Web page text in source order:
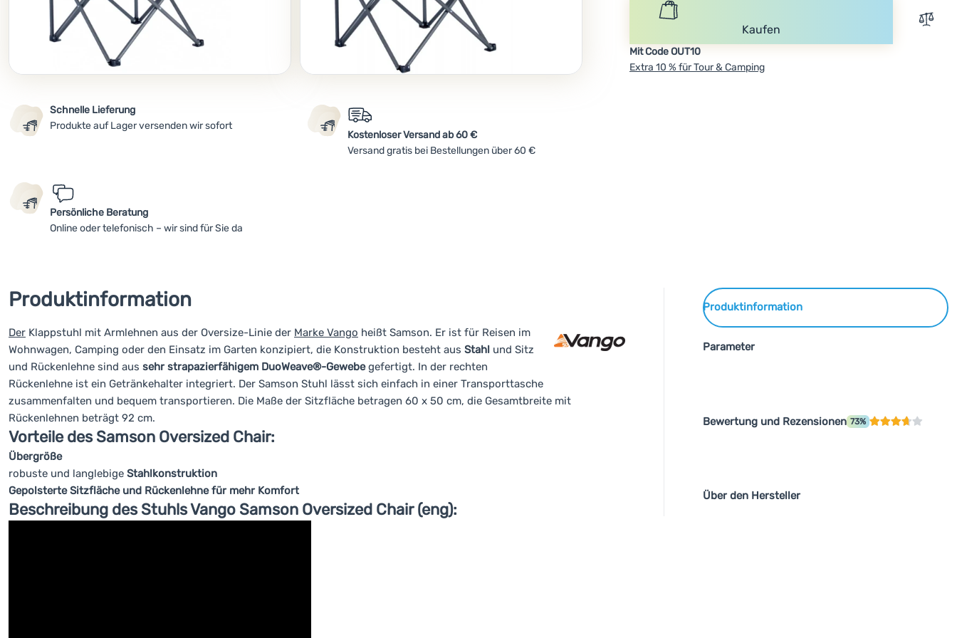
Kaufen Zum
Mit Code OUT10
Extra 10 % für Tour & Camping
Schnelle Lieferung
Produkte auf Lager versenden wir sofort
Kostenloser Versand ab 60 €
Versand gratis bei Bestellungen über 60 €
Persönliche Beratung
Online oder telefonisch – wir sind für Sie da
Produktinformation
Parameter
Bewertung und Rezensionen 73%
Über den Hersteller
Produktinformation
Der Klappstuhl mit Armlehnen aus der Oversize-Linie der Marke Vango heißt Samson. Er ist für Reisen im
Wohnwagen, Camping oder den Einsatz im Garten konzipiert, die Konstruktion besteht aus Stahl und Sitz
und Rückenlehne sind aus sehr strapazierfähigem DuoWeave®-Gewebegefertigt. In der rechten
Rückenlehne ist ein Getränkehalter integriert. Der Samson Stuhl lässt sich einfach in einer Transporttasche
zusammenfalten und bequem transportieren. Die Maße der Sitzfläche betragen 60 x 50 cm, die Gesamtbreite mit
Rückenlehnen beträgt 92 cm.
Vorteile des Samson Oversized Chair:
Übergröße
robuste und langlebige Stahlkonstruktion
Gepolsterte Sitzfläche und Rückenlehne für mehr Komfort
Beschreibung des Stuhls Vango Samson Oversized Chair (eng):